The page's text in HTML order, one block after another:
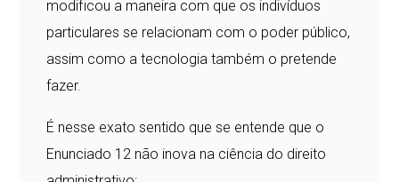
modificou a maneira com que os indivíduos
particulares se relacionam com o poder público,
assim como a tecnologia também o pretende
fazer.
É nesse exato sentido que se entende que o
Enunciado 12 não inova na ciência do direito